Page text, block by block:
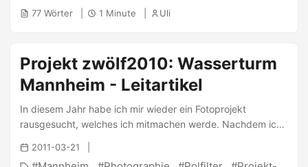
aufgefallen, trotzdem hat dieses Foto am besten gepasst.
77 Wörter 1 Minute Uli
Projekt zwölf2010: Wasserturm
Mannheim - Leitartikel
In diesem Jahr habe ich mir wieder ein Fotoprojekt
rausgesucht, welches ich mitmachen werde. Nachdem ich
beim letztjährigen Projekt52 nach wenigen Photos
irgendwann schon den Faden verloren hatte und mir dann
2011-03-21